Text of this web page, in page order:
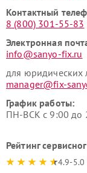
Контактный
8 (800) 301-55-83
Электронная
info@sanyo-fix.ru
для юридических
manager@fix-
График работы:
ПН-ВСК с 9:00 до
Рейтинг
4.9-5.0